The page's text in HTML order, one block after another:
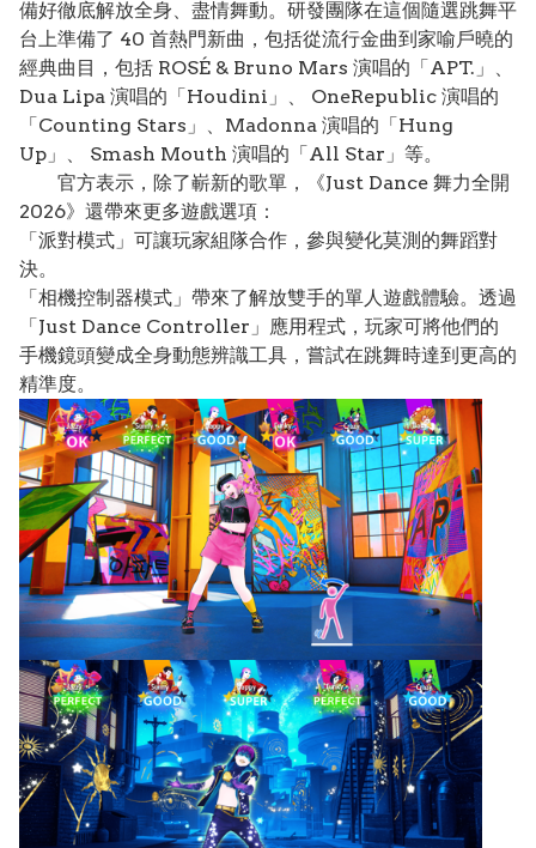
備好徹底解放全身、盡情舞動。研發團隊在這個隨選跳舞平
台上準備了 40 首熱門新曲，包括從流行金曲到家喻戶曉的
經典曲目，包括 ROSÉ & Bruno Mars 演唱的「APT.」、
Dua Lipa 演唱的「Houdini」、 OneRepublic 演唱的
「Counting Stars」、Madonna 演唱的「Hung
Up」、 Smash Mouth 演唱的「All Star」等。
官方表示，除了嶄新的歌單，《Just Dance 舞力全開
2026》還帶來更多遊戲選項：
「派對模式」可讓玩家組隊合作，參與變化莫測的舞蹈對
決。
「相機控制器模式」帶來了解放雙手的單人遊戲體驗。透過
「Just Dance Controller」應用程式，玩家可將他們的
手機鏡頭變成全身動態辨識工具，嘗試在跳舞時達到更高的
精準度。